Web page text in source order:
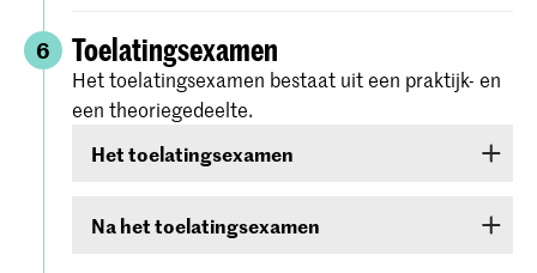
6 Toelatingsexamen
Het toelatingsexamen bestaat uit een praktijk- en
een theoriegedeelte.
Het toelatingsexamen
Na het toelatingsexamen